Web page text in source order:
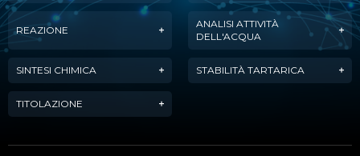
REAZIONE
ANALISI ATTIVITÀ
DELL'ACQUA
SINTESI CHIMICA STABILITÀ TARTARICA
TITOLAZIONE